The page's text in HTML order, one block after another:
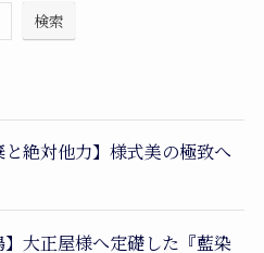
検索
と絶対他力】様式美の極致へ
】大正屋様へ定礎した『藍染